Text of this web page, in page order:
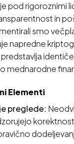
pod rigoroznimi
in
smo
napredne
mednarodne
Elementi
preglede: